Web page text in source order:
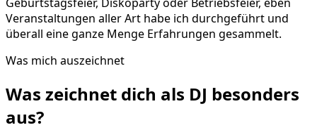
Veranstaltungen aller Art habe ich durchgeführt und
überall eine ganze Menge Erfahrungen gesammelt.
Was mich auszeichnet
Was zeichnet dich als DJ besonders
aus?